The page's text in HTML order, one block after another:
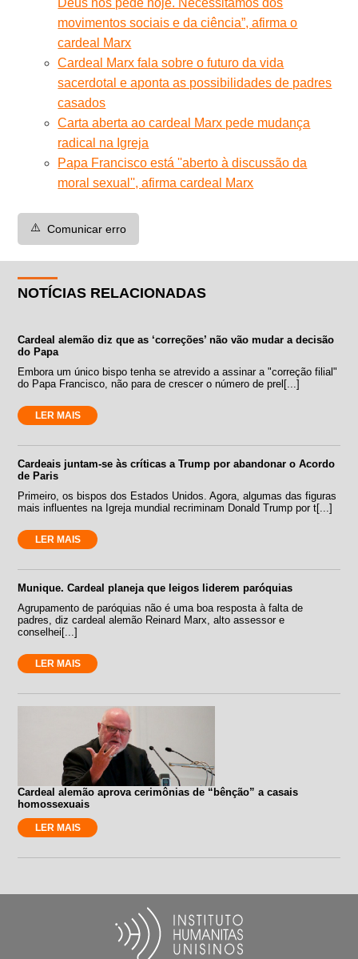
movimentos sociais e da ciência”, afirma o
cardeal Marx
Cardeal Marx fala sobre o futuro da vida
sacerdotal e aponta as possibilidades de padres
casados
Carta aberta ao cardeal Marx pede mudança
radical na Igreja
Papa Francisco está ''aberto à discussão da
moral sexual'', afirma cardeal Marx
⚠️ Comunicar erro
NOTÍCIAS RELACIONADAS
Cardeal alemão diz que as ‘correções’ não vão mudar a decisão
do Papa
Embora um único bispo tenha se atrevido a assinar a "correção filial"
do Papa Francisco, não para de crescer o número de prel[...]
LER MAIS
Cardeais juntam-se às críticas a Trump por abandonar o Acordo
de Paris
Primeiro, os bispos dos Estados Unidos. Agora, algumas das figuras
mais influentes na Igreja mundial recriminam Donald Trump por t[...]
LER MAIS
Munique. Cardeal planeja que leigos liderem paróquias
Agrupamento de paróquias não é uma boa resposta à falta de
padres, diz cardeal alemão Reinard Marx, alto assessor e
conselhei[...]
LER MAIS
Cardeal alemão aprova cerimônias de “bênção” a casais
homossexuais
LER MAIS